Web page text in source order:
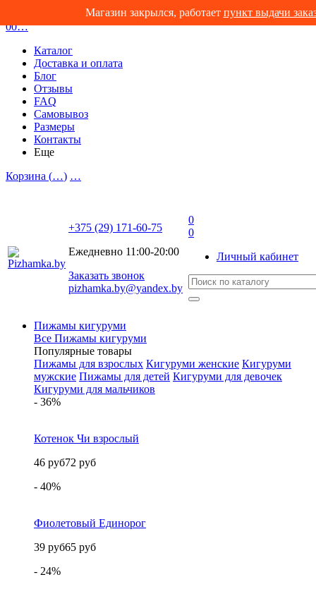
00…
Магазин закрылся, работает пункт выдачи
Каталог
Доставка и оплата
Блог
Отзывы
FAQ
Самовывоз
Размеры
Контакты
Еще
Корзина (…) …
+375 (29) 171-60-75
Ежедневно 11:00-20:00
Заказать звонок
pizhamka.by@yandex.by
0
0
Личный кабинет
Пижамы кигуруми
Все Пижамы кигуруми
Популярные товары
Пижамы для взрослых Кигуруми женские Кигуруми
мужские Пижамы для детей Кигуруми для девочек
Кигуруми для мальчиков
- 36%
Котенок Чи взрослый
46 руб72 руб
- 40%
Фиолетовый Единорог
39 руб65 руб
- 24%